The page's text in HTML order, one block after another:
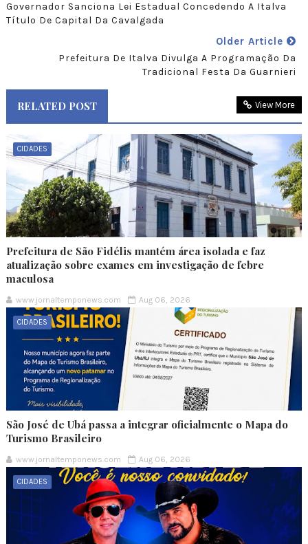
Governador Sanciona Lei Estadual Concedendo A Italva
Título De Capital Da Cavalgada
Older Article
Prefeitura De Italva Divulga A Programação Da
Tradicional Festa Da Guarnieri
RELATED POST View More
CIDADES
Prefeitura de São Fidélis mantém área isolada e faz
atualização sobre exames em investigação de febre
maculosa
www.jornaltemponews.com Aug 06, 2026
CIDADES
São José de Ubá passa a integrar oficialmente o Mapa do
Turismo Brasileiro
www.jornaltemponews.com Aug 06, 2026
CIDADES